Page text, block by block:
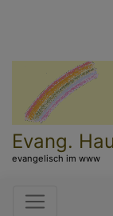
Evang.
evangelisch im www